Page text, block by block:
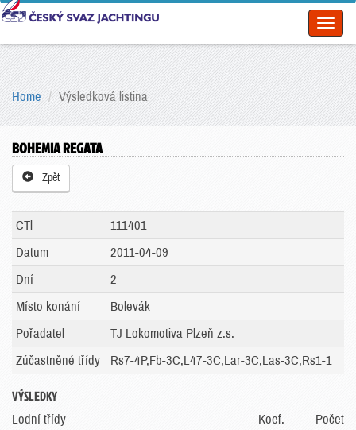
Home Výsledková listina
BOHEMIA REGATA
Zpět
CTl
111401
Datum
2011-04-09
Dní
2
Místo konání
Bolevák
Pořadatel
TJ Lokomotiva Plzeň z.s.
Zúčastněné třídy
Rs7-4P,Fb-3C,L47-3C,Lar-3C,Las-3C,Rs1-1
VÝSLEDKY
Lodní třídy Koef.
Počet